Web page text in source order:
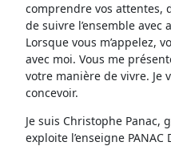
comprendre vos attentes,
de suivre l’ensemble avec
Lorsque vous m’appelez,
avec moi. Vous me
votre manière de vivre. Je
concevoir.
Je suis Christophe Panac,
exploite l’enseigne